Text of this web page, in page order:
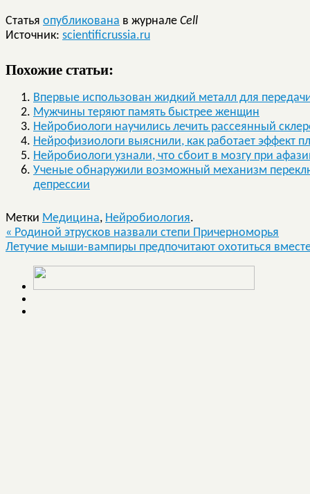
Статья опубликована в журнале Cell
Источник: scientificrussia.ru
Похожие статьи:
Впервые использован жидкий металл для
Мужчины теряют память быстрее женщин
Нейробиологи научились лечить рассеянный
Нейрофизиологи выяснили, как работает эффект
Нейробиологи узнали, что сбоит в мозгу при
Ученые обнаружили возможный механизм
депрессии
Метки Медицина, Нейробиология.
« Родиной этрусков назвали степи Причерноморья
Летучие мыши-вампиры предпочитают охотиться